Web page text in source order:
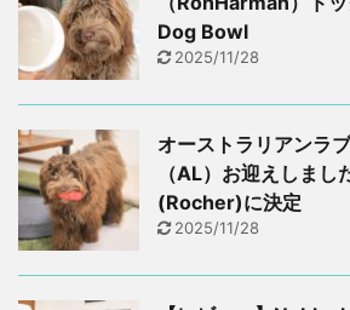
Dog Bowl
2025/11/28
オーストラリアンラ
（AL）お迎えしまし
(Rocher)に決定
2025/11/28